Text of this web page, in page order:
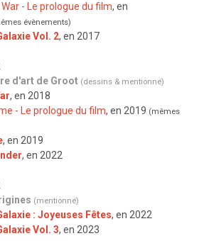
- Le prologue du film, en
évènements)
Vol. 2, en 2017
d'art de Groot (dessins & mentionné)
, en 2018
- Le prologue du film, en 2019 (mêmes
, en 2019
, en 2022
(mentionné)
: Joyeuses Fêtes, en 2022
Vol. 3, en 2023